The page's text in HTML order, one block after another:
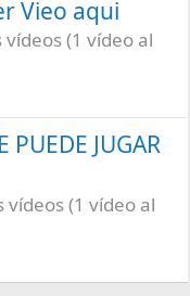
Vieo aqui
(1 vídeo al
PUEDE JUGAR
(1 vídeo al